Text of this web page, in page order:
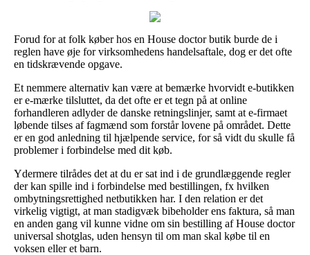
Forud for at folk køber hos en House doctor butik burde de i
reglen have øje for virksomhedens handelsaftale, dog er det ofte
en tidskrævende opgave.
Et nemmere alternativ kan være at bemærke hvorvidt e-butikken
er e-mærke tilsluttet, da det ofte er et tegn på at online
forhandleren adlyder de danske retningslinjer, samt at e-firmaet
løbende tilses af fagmænd som forstår lovene på området. Dette
er en god anledning til hjælpende service, for så vidt du skulle få
problemer i forbindelse med dit køb.
Ydermere tilrådes det at du er sat ind i de grundlæggende regler
der kan spille ind i forbindelse med bestillingen, fx hvilken
ombytningsrettighed netbutikken har. I den relation er det
virkelig vigtigt, at man stadigvæk bibeholder ens faktura, så man
en anden gang vil kunne vidne om sin bestilling af House doctor
universal shotglas, uden hensyn til om man skal købe til en
voksen eller et barn.